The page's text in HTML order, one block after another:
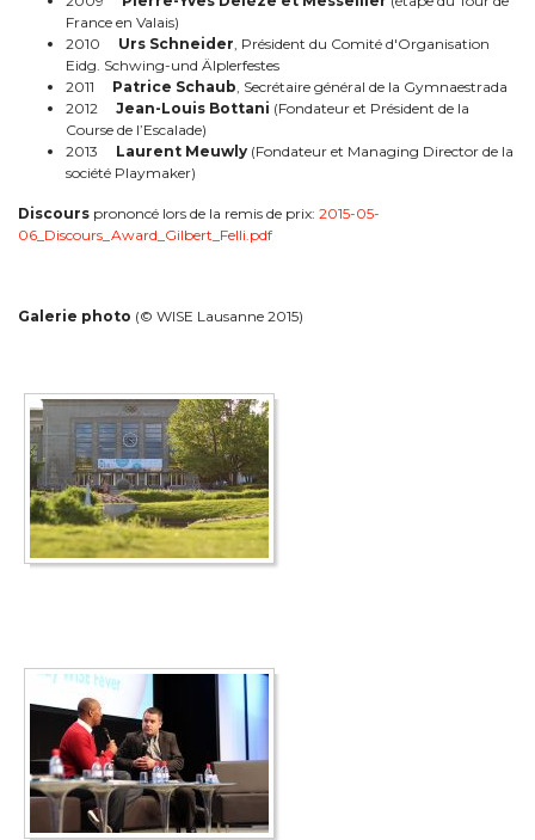
France en Valais)
2010
Urs Schneider, Président du Comité d'Organisation
Eidg. Schwing-und Älplerfestes
2011
Patrice Schaub, Secrétaire général de la Gymnaestrada
2012 Jean-Louis Bottani (Fondateur et Président de la
Course de l’Escalade)
2013 Laurent Meuwly (Fondateur et Managing Director de la
société Playmaker)
Discours prononcé lors de la remis de prix: 2015-05-
06_Discours_Award_Gilbert_Felli.pdf
Galerie photo (© WISE Lausanne 2015)